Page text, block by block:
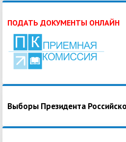
ПОДАТЬ ДОКУМЕНТЫ ОНЛАЙН
Выборы Президента